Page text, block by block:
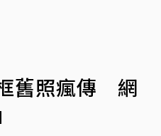
舊照瘋傳 網